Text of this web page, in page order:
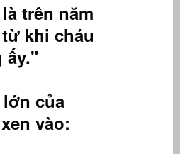
trên năm
khi cháu
ấy."
của
vào: